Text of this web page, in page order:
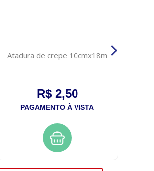
Atadura de crepe 10cmx18m
R$ 2,50
PAGAMENTO À VISTA